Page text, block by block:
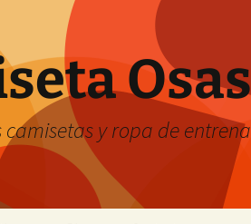
y ropa de